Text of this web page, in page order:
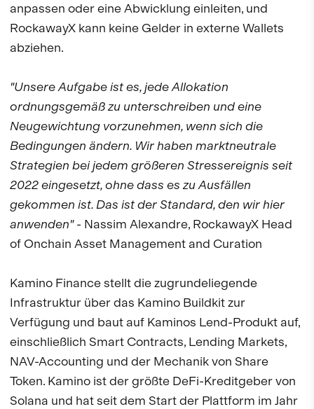
anpassen oder eine Abwicklung einleiten, und
RockawayX kann keine Gelder in externe Wallets
abziehen.
"Unsere Aufgabe ist es, jede Allokation
ordnungsgemäß zu unterschreiben und eine
Neugewichtung vorzunehmen, wenn sich die
Bedingungen ändern. Wir haben marktneutrale
Strategien bei jedem größeren Stressereignis seit
2022 eingesetzt, ohne dass es zu Ausfällen
gekommen ist. Das ist der Standard, den wir hier
anwenden"- Nassim Alexandre, RockawayX Head
of Onchain Asset Management and Curation
Kamino Finance stellt die zugrundeliegende
Infrastruktur über das Kamino Buildkit zur
Verfügung und baut auf Kaminos Lend-Produkt auf,
einschließlich Smart Contracts, Lending Markets,
NAV-Accounting und der Mechanik von Share
Token. Kamino ist der größte DeFi-Kreditgeber von
Solana und hat seit dem Start der Plattform im Jahr